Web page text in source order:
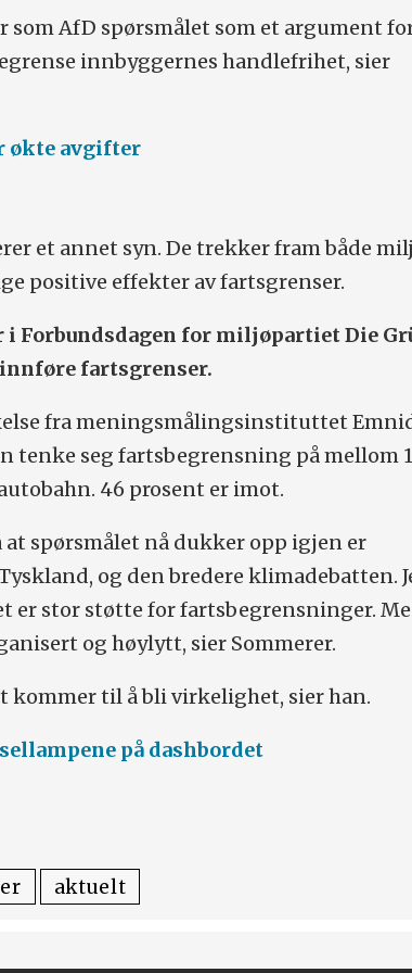
som AfD spørsmålet som et argument
innbyggernes handlefrihet, sier
økte avgifter
et annet syn. De trekker fram både
positive effekter av fartsgrenser.
i Forbundsdagen for miljøpartiet Die
fartsgrenser.
fra meningsmålingsinstituttet
tenke seg fartsbegrensning på mellom
46 prosent er imot.
spørsmålet nå dukker opp igjen er
og den bredere klimadebatten.
er stor støtte for fartsbegrensninger.
og høylytt, sier Sommerer.
kommer til å bli virkelighet, sier han.
på dashbordet
aktuelt